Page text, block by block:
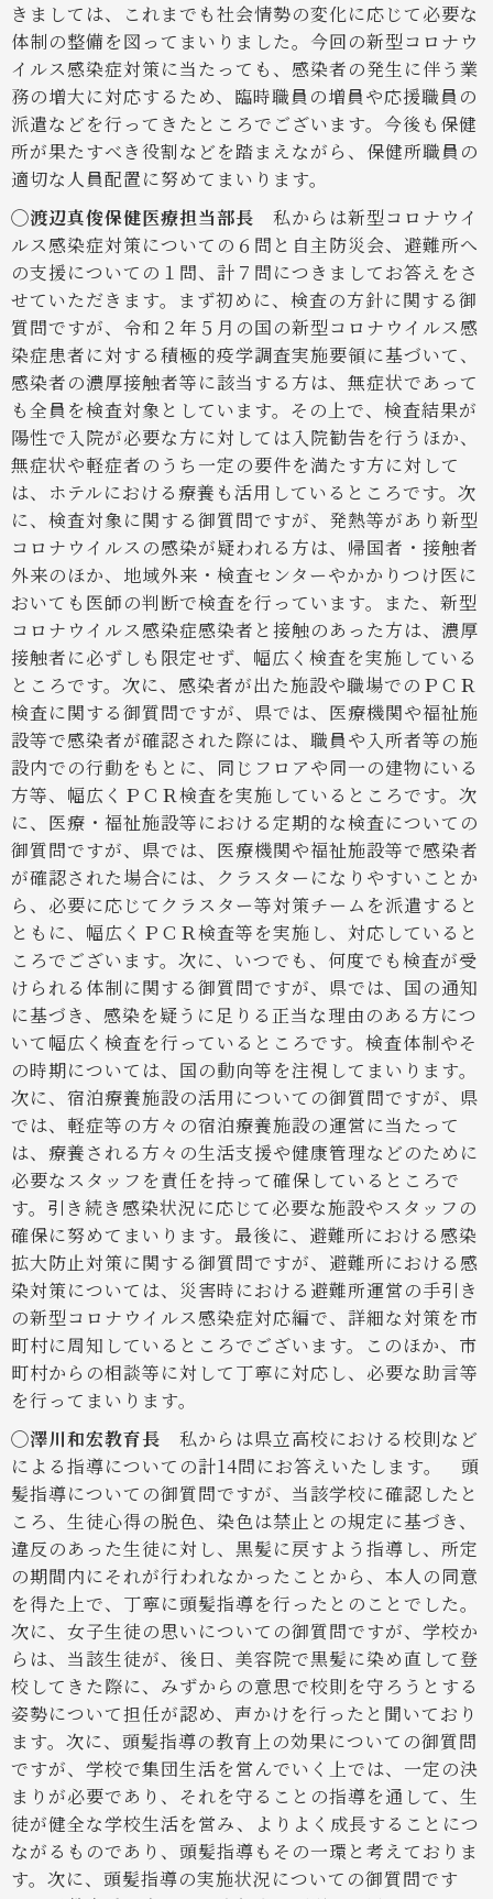
きましては、これまでも社会情勢の変化に応じて必要な
体制の整備を図ってまいりました。今回の新型コロナウ
イルス感染症対策に当たっても、感染者の発生に伴う業
務の増大に対応するため、臨時職員の増員や応援職員の
派遣などを行ってきたところでございます。今後も保健
所が果たすべき役割などを踏まえながら、保健所職員の
適切な人員配置に努めてまいります。
◯渡辺真俊保健医療担当部長 私からは新型コロナウイ
ルス感染症対策についての６問と自主防災会、避難所へ
の支援についての１問、計７問につきましてお答えをさ
せていただきます。まず初めに、検査の方針に関する御
質問ですが、令和２年５月の国の新型コロナウイルス感
染症患者に対する積極的疫学調査実施要領に基づいて、
感染者の濃厚接触者等に該当する方は、無症状であって
も全員を検査対象としています。その上で、検査結果が
陽性で入院が必要な方に対しては入院勧告を行うほか、
無症状や軽症者のうち一定の要件を満たす方に対して
は、ホテルにおける療養も活用しているところです。次
に、検査対象に関する御質問ですが、発熱等があり新型
コロナウイルスの感染が疑われる方は、帰国者・接触者
外来のほか、地域外来・検査センターやかかりつけ医に
おいても医師の判断で検査を行っています。また、新型
コロナウイルス感染症感染者と接触のあった方は、濃厚
接触者に必ずしも限定せず、幅広く検査を実施している
ところです。次に、感染者が出た施設や職場でのＰＣＲ
検査に関する御質問ですが、県では、医療機関や福祉施
設等で感染者が確認された際には、職員や入所者等の施
設内での行動をもとに、同じフロアや同一の建物にいる
方等、幅広くＰＣＲ検査を実施しているところです。次
に、医療・福祉施設等における定期的な検査についての
御質問ですが、県では、医療機関や福祉施設等で感染者
が確認された場合には、クラスターになりやすいことか
ら、必要に応じてクラスター等対策チームを派遣すると
ともに、幅広くＰＣＲ検査等を実施し、対応していると
ころでございます。次に、いつでも、何度でも検査が受
けられる体制に関する御質問ですが、県では、国の通知
に基づき、感染を疑うに足りる正当な理由のある方につ
いて幅広く検査を行っているところです。検査体制やそ
の時期については、国の動向等を注視してまいります。
次に、宿泊療養施設の活用についての御質問ですが、県
では、軽症等の方々の宿泊療養施設の運営に当たって
は、療養される方々の生活支援や健康管理などのために
必要なスタッフを責任を持って確保しているところで
す。引き続き感染状況に応じて必要な施設やスタッフの
確保に努めてまいります。最後に、避難所における感染
拡大防止対策に関する御質問ですが、避難所における感
染対策については、災害時における避難所運営の手引き
の新型コロナウイルス感染症対応編で、詳細な対策を市
町村に周知しているところでございます。このほか、市
町村からの相談等に対して丁寧に対応し、必要な助言等
を行ってまいります。
◯澤川和宏教育長 私からは県立高校における校則など
による指導についての計14問にお答えいたします。 頭
髪指導についての御質問ですが、当該学校に確認したと
ころ、生徒心得の脱色、染色は禁止との規定に基づき、
違反のあった生徒に対し、黒髪に戻すよう指導し、所定
の期間内にそれが行われなかったことから、本人の同意
を得た上で、丁寧に頭髪指導を行ったとのことでした。
次に、女子生徒の思いについての御質問ですが、学校か
らは、当該生徒が、後日、美容院で黒髪に染め直して登
校してきた際に、みずからの意思で校則を守ろうとする
姿勢について担任が認め、声かけを行ったと聞いており
ます。次に、頭髪指導の教育上の効果についての御質問
ですが、学校で集団生活を営んでいく上では、一定の決
まりが必要であり、それを守ることの指導を通して、生
徒が健全な学校生活を営み、よりよく成長することにつ
ながるものであり、頭髪指導もその一環と考えておりま
す。次に、頭髪指導の実施状況についての御質問です